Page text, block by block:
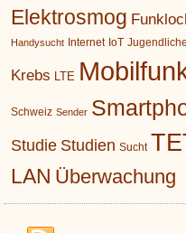
Elektrosmog
Handysucht Internet IoT Jugendliche
Krebs LTE
Schweiz Sender
Studie Studien Sucht
LAN Überwachung